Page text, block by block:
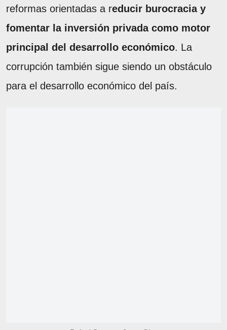
reformas orientadas a reducir burocracia y
fomentar la inversión privada como motor
principal del desarrollo económico. La
corrupción también sigue siendo un obstáculo
para el desarrollo económico del país.